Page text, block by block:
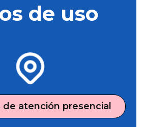
de uso
de atención presencial